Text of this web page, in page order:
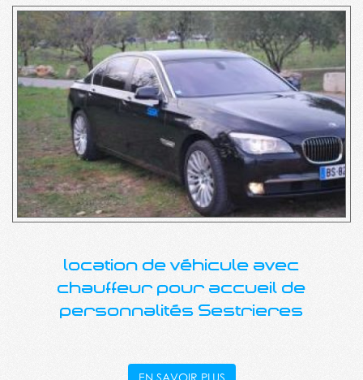
location de véhicule avec
chauffeur pour accueil de
personnalités Sestrieres
EN SAVOIR PLUS